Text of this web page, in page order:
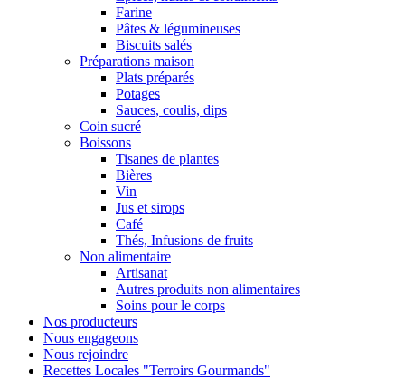
Farine
Pâtes & légumineuses
Biscuits salés
Préparations maison
Plats préparés
Potages
Sauces, coulis, dips
Coin sucré
Boissons
Tisanes de plantes
Bières
Vin
Jus et sirops
Café
Thés, Infusions de fruits
Non alimentaire
Artisanat
Autres produits non alimentaires
Soins pour le corps
Nos producteurs
Nous engageons
Nous rejoindre
Recettes Locales "Terroirs Gourmands"